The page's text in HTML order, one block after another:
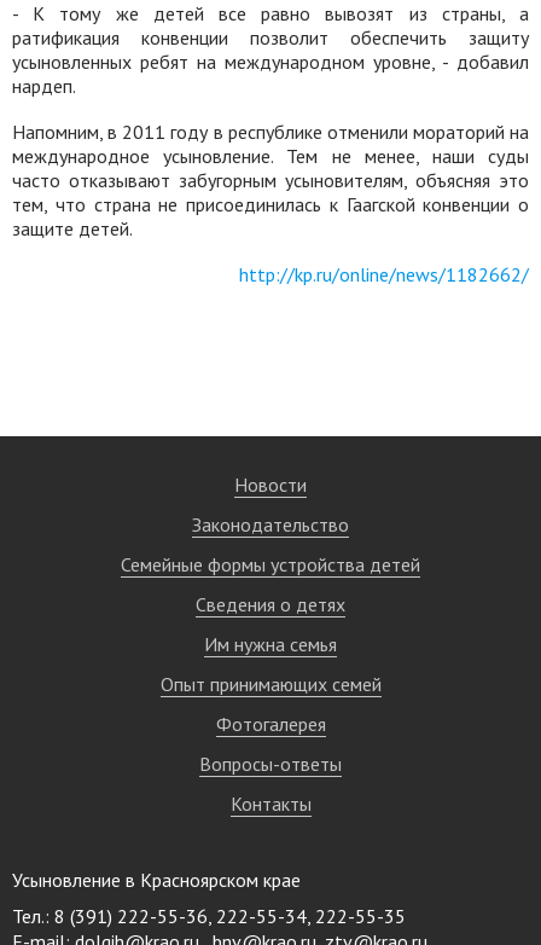
- К тому же детей все равно вывозят из страны, а
ратификация конвенции позволит обеспечить защиту
усыновленных ребят на международном уровне, - добавил
нардеп.
Напомним, в 2011 году в республике отменили мораторий на
международное усыновление. Тем не менее, наши суды
часто отказывают забугорным усыновителям, объясняя это
тем, что страна не присоединилась к Гаагской конвенции о
защите детей.
http://kp.ru/online/news/1182662/
Новости
Законодательство
Семейные формы устройства детей
Сведения о детях
Им нужна семья
Опыт принимающих семей
Фотогалерея
Вопросы-ответы
Контакты
Усыновление в Красноярском крае
Тел.: 8 (391) 222-55-36, 222-55-34, 222-55-35